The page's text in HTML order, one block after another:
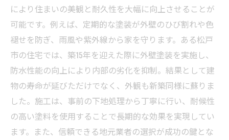
により住まいの美観と耐久性を大幅に向上させることが
可能です。例えば、定期的な塗装が外壁のひび割れや色
褪せを防ぎ、雨風や紫外線から家を守ります。ある松戸
市の住宅では、築15年を迎えた際に外壁塗装を実施し、
防水性能の向上により内部の劣化を抑制。結果として建
物の寿命が延びただけでなく、外観も新築同様に蘇りま
した。施工は、事前の下地処理から丁寧に行い、耐候性
の高い塗料を使用することで長期的な効果を実現してい
ます。また、信頼できる地元業者の選択が成功の鍵とな